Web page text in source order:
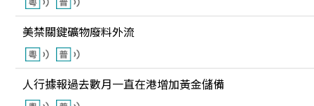
美禁關鍵礦物廢料外流
人行據報過去數月一直在港增加黃金儲備